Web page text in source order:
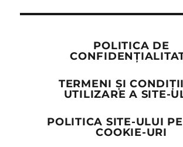
POLITICA DE
TERMENI ȘI
UTILIZARE A SITE-
POLITICA SITE-ULUI
COOKIE-URI